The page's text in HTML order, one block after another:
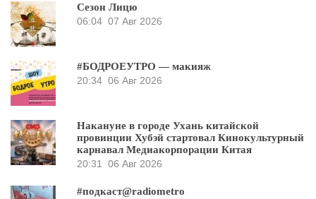
Сезон Лицю
06:04 07 Авг 2026
#БОДРОЕУТРО — макияж
20:34 06 Авг 2026
Накануне в городе Ухань китайской
провинции Хубэй стартовал Кинокультурный
карнавал Медиакорпорации Китая
20:31
06 Авг 2026
#подкаст@radiometro